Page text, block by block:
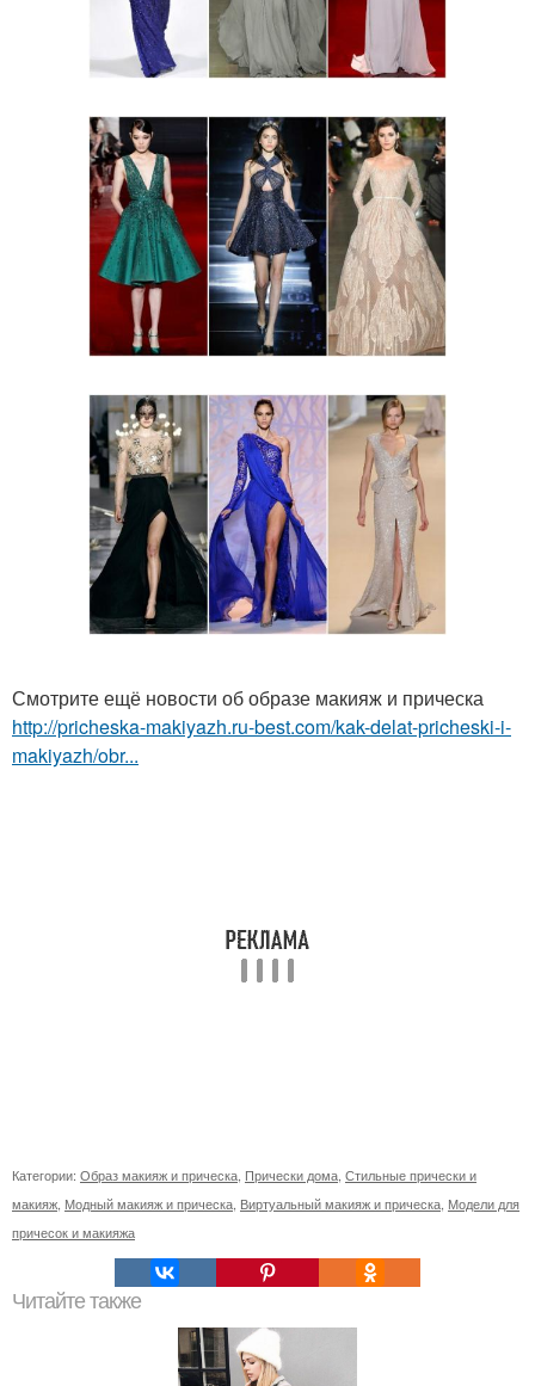
Смотрите ещё новости об образе макияж и прическа
http://pricheska-makiyazh.ru-best.com/kak-delat-pricheski-i-
makiyazh/obr...
Категории: Образ макияж и прическа Прически дома Стильные прически и
макияж Модный макияж и прическа Виртуальный макияж и прическа Модели для
причесок и макияжа
Читайте также